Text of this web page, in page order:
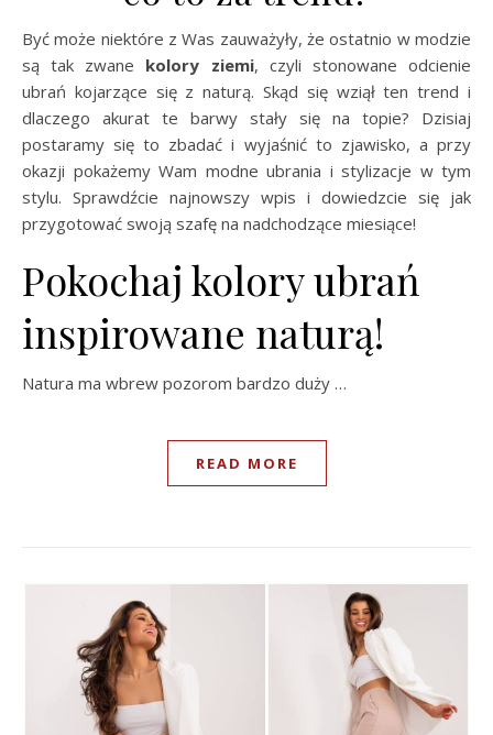
Być może niektóre z Was zauważyły, że ostatnio w modzie
są tak zwane kolory ziemi, czyli stonowane odcienie
ubrań kojarzące się z naturą. Skąd się wziął ten trend i
dlaczego akurat te barwy stały się na topie? Dzisiaj
postaramy się to zbadać i wyjaśnić to zjawisko, a przy
okazji pokażemy Wam modne ubrania i stylizacje w tym
stylu. Sprawdźcie najnowszy wpis i dowiedzcie się jak
przygotować swoją szafę na nadchodzące miesiące!
Pokochaj kolory ubrań
inspirowane naturą!
Natura ma wbrew pozorom bardzo duży …
READ MORE